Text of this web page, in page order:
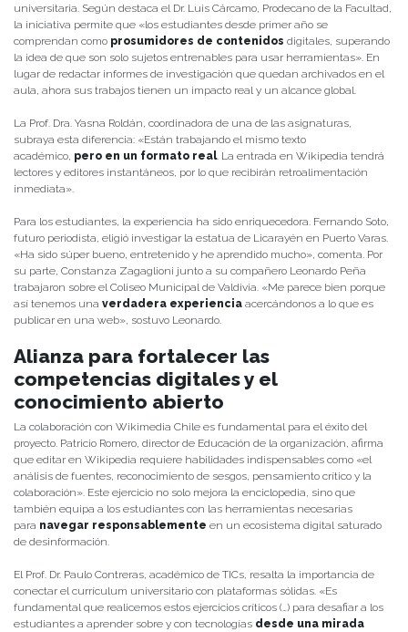
universitaria. Según destaca el Dr. Luis Cárcamo, Prodecano de la Facultad,
la iniciativa permite que «los estudiantes desde primer año se
comprendan como prosumidores de contenidos digitales, superando
la idea de que son solo sujetos entrenables para usar herramientas». En
lugar de redactar informes de investigación que quedan archivados en el
aula, ahora sus trabajos tienen un impacto real y un alcance global.
La Prof. Dra. Yasna Roldán, coordinadora de una de las asignaturas,
subraya esta diferencia: «Están trabajando el mismo texto
académico, pero en un formato real. La entrada en Wikipedia tendrá
lectores y editores instantáneos, por lo que recibirán retroalimentación
inmediata».
Para los estudiantes, la experiencia ha sido enriquecedora. Fernando Soto,
futuro periodista, eligió investigar la estatua de Licarayén en Puerto Varas.
«Ha sido súper bueno, entretenido y he aprendido mucho», comenta. Por
su parte, Constanza Zagaglioni junto a su compañero Leonardo Peña
trabajaron sobre el Coliseo Municipal de Valdivia. «Me parece bien porque
así tenemos una verdadera experiencia acercándonos a lo que es
publicar en una web», sostuvo Leonardo.
Alianza para fortalecer las
competencias digitales y el
conocimiento abierto
La colaboración con Wikimedia Chile es fundamental para el éxito del
proyecto. Patricio Romero, director de Educación de la organización, afirma
que editar en Wikipedia requiere habilidades indispensables como «el
análisis de fuentes, reconocimiento de sesgos, pensamiento crítico y la
colaboración». Este ejercicio no solo mejora la enciclopedia, sino que
también equipa a los estudiantes con las herramientas necesarias
para navegar responsablemente en un ecosistema digital saturado
de desinformación.
El Prof. Dr. Paulo Contreras, académico de TICs, resalta la importancia de
conectar el currículum universitario con plataformas sólidas. «Es
fundamental que realicemos estos ejercicios críticos (…) para desafiar a los
estudiantes a aprender sobre y con tecnologías desde una mirada